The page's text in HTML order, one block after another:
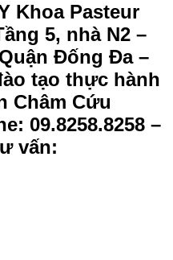
Khoa Pasteur
5, nhà N2 –
Đống Đa –
tạo thực hành
Châm Cứu
09.8258.8258 –
vấn: